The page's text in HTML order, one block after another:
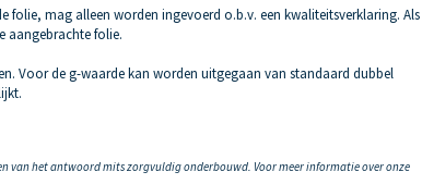
folie, mag alleen worden ingevoerd o.b.v. een kwaliteitsverklaring. Als
aangebrachte folie.
Voor de g-waarde kan worden uitgegaan van standaard dubbel
van het antwoord mits zorgvuldig onderbouwd. Voor meer informatie over onze